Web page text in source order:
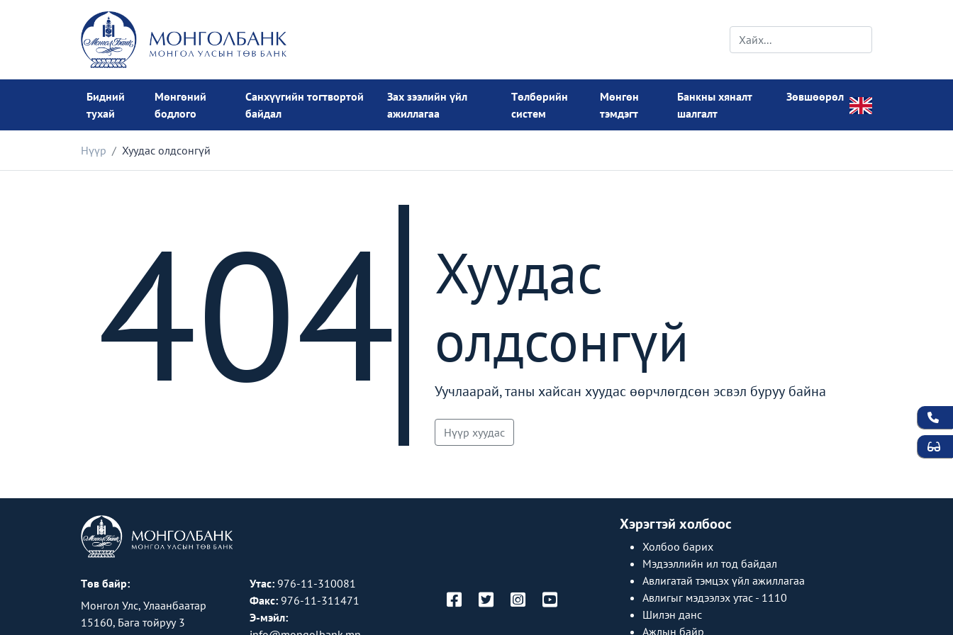
Бидний
тухай
Мөнгөний
бодлого
Санхүүгийн тогтвортой
байдал
Зах зээлийн үйл
ажиллагаа
Төлбөрийн
систем
Мөнгөн
тэмдэгт
Банкны хяналт
шалгалт
Зөвшөөрөл
Нүүр Хуудас олдсонгүй
404
Хуудас
олдсонгүй
Уучлаарай, таны хайсан хуудас өөрчлөгдсөн эсвэл буруу байна
Нүүр хуудас
Төв байр:
Монгол Улс, Улаанбаатар
15160, Бага тойруу 3
Утас:976-11-310081
Факс:976-11-311471
Э-мэйл:
Хэрэгтэй холбоос
Холбоо барих
Мэдээллийн ил тод байдал
Авлигатай тэмцэх үйл ажиллагаа
Авлигыг мэдээлэх утас - 1110
Шилэн данс
Ажлын байр